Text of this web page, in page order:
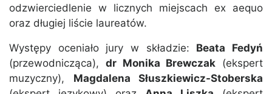
odzwierciedlenie w licznych miejscach ex aequo
oraz długiej liście laureatów.
Występy oceniało jury w składzie: Beata Fedyń
(przewodnicząca), dr Monika Brewczak (ekspert
muzyczny), Magdalena Słuszkiewicz-Stoberska